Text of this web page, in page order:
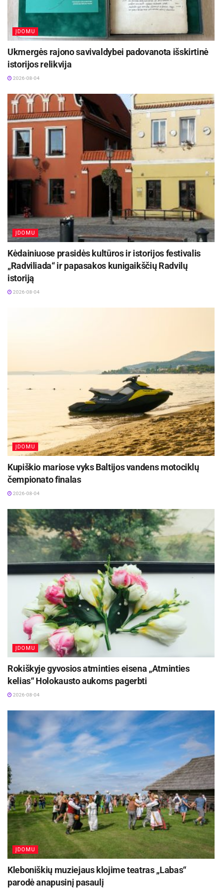
ĮDOMU
Ukmergės rajono savivaldybei padovanota išskirtinė
istorijos relikvija
2026-08-04
ĮDOMU
Kėdainiuose prasidės kultūros ir istorijos festivalis
„Radviliada“ ir papasakos kunigaikščių Radvilų
istoriją
2026-08-04
ĮDOMU
Kupiškio mariose vyks Baltijos vandens motociklų
čempionato finalas
2026-08-04
ĮDOMU
Rokiškyje gyvosios atminties eisena „Atminties
kelias“ Holokausto aukoms pagerbti
2026-08-04
ĮDOMU
Kleboniškių muziejaus klojime teatras „Labas“
parodė anapusinį pasaulį